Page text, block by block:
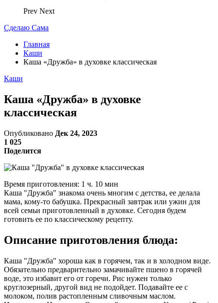
Prev Next
Сделаю Сама
Главная
Каши
Каша «Дружба» в духовке классическая
Каши
Каша «Дружба» в духовке
классическая
Опубликовано Дек 24, 2023
1 025
Поделится
Время приготовления: 1 ч. 10 мин
Каша "Дружба" знакома очень многим с детства, ее делала
мама, кому-то бабушка. Прекрасный завтрак или ужин для
всей семьи приготовленный в духовке. Сегодня будем
готовить ее по классическому рецепту.
Описание приготовления блюда:
Каша "Дружба" хороша как в горячем, так и в холодном виде.
Обязательно предварительно замачивайте пшено в горячей
воде, это избавит его от горечи. Рис нужен только
круглозерный, другой вид не подойдет. Подавайте ее с
молоком, полив растопленным сливочным маслом.